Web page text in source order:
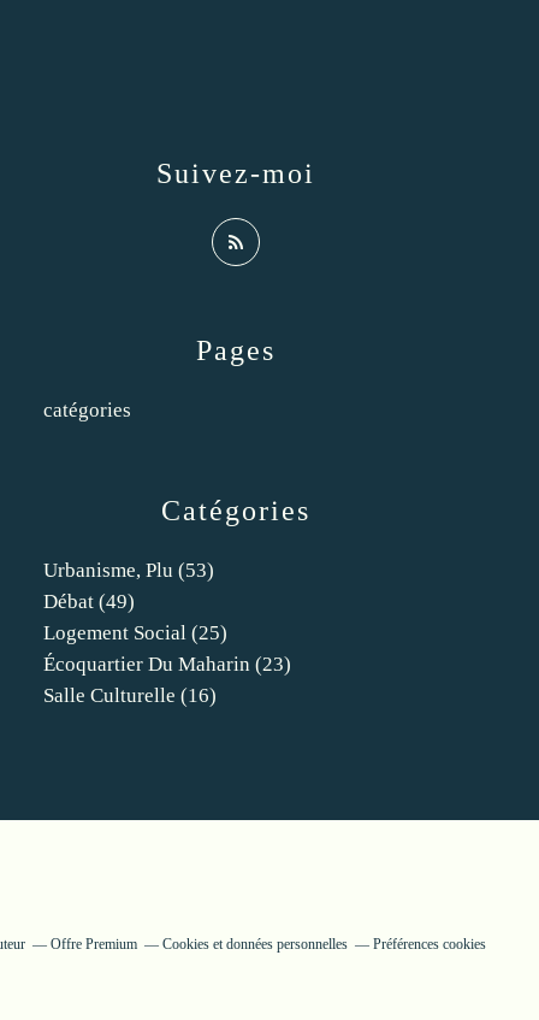
Catégories
Urbanisme, Plu (53)
Débat (49)
Logement Social (25)
Écoquartier Du Maharin (23)
Salle Culturelle (16)
Pages
catégories
Suivez-moi
Offre Premium Cookies et données personnelles Préférences cookies